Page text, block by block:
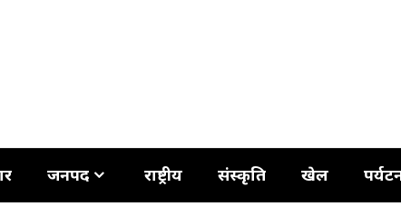
जनपद राष्ट्रीय संस्कृति खेल